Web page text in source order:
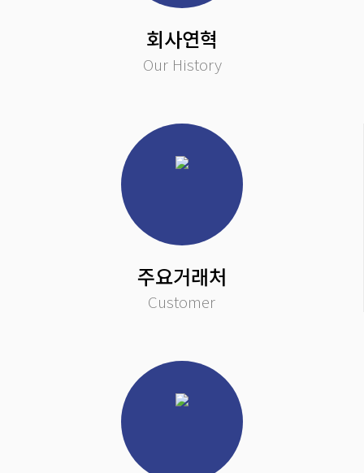
종합적인 원료 공급 회사로의 도약
최고품질의 원료를 국내 유수의 제조업체, 도매업체 등에 공급하고 있습니다.
회사연혁
Our History
주요거래처
Customer